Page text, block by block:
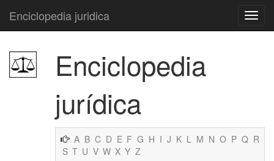
Enciclopedia juridica
Enciclopedia
jurídica
A B C D E F G H I J K L M N O P Q R
S T U V W X Y Z